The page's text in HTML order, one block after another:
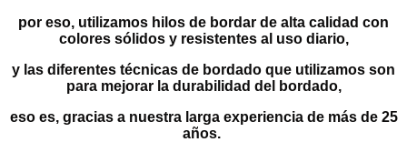
por eso, utilizamos hilos de bordar de alta calidad con
colores sólidos y resistentes al uso diario,
y las diferentes técnicas de bordado que utilizamos son
para mejorar la durabilidad del bordado,
eso es, gracias a nuestra larga experiencia de más de 25
años.